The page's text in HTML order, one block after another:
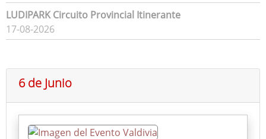
LUDIPARK Circuito Provincial Itinerante
17-08-2026
6 de Junio